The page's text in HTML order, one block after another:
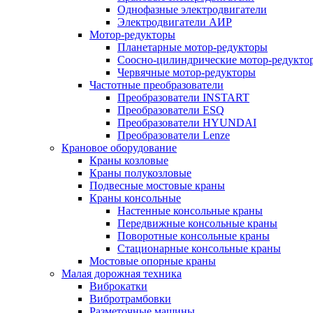
Однофазные электродвигатели
Электродвигатели АИР
Мотор-редукторы
Планетарные мотор-редукторы
Соосно-цилиндрические мотор-
Червячные мотор-редукторы
Частотные преобразователи
Преобразователи INSTART
Преобразователи ESQ
Преобразователи HYUNDAI
Преобразователи Lenze
Крановое оборудование
Краны козловые
Краны полукозловые
Подвесные мостовые краны
Краны консольные
Настенные консольные краны
Передвижные консольные краны
Поворотные консольные краны
Стационарные консольные краны
Мостовые опорные краны
Малая дорожная техника
Виброкатки
Вибротрамбовки